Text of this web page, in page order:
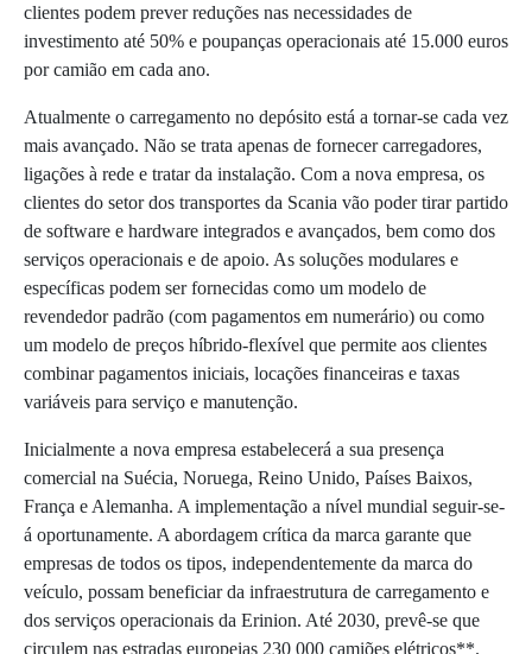
clientes podem prever reduções nas necessidades de
investimento até 50% e poupanças operacionais até 15.000 euros
por camião em cada ano.
Atualmente o carregamento no depósito está a tornar-se cada vez
mais avançado. Não se trata apenas de fornecer carregadores,
ligações à rede e tratar da instalação. Com a nova empresa, os
clientes do setor dos transportes da Scania vão poder tirar partido
de software e hardware integrados e avançados, bem como dos
serviços operacionais e de apoio. As soluções modulares e
específicas podem ser fornecidas como um modelo de
revendedor padrão (com pagamentos em numerário) ou como
um modelo de preços híbrido-flexível que permite aos clientes
combinar pagamentos iniciais, locações financeiras e taxas
variáveis para serviço e manutenção.
Inicialmente a nova empresa estabelecerá a sua presença
comercial na Suécia, Noruega, Reino Unido, Países Baixos,
França e Alemanha. A implementação a nível mundial seguir-se-
á oportunamente. A abordagem crítica da marca garante que
empresas de todos os tipos, independentemente da marca do
veículo, possam beneficiar da infraestrutura de carregamento e
dos serviços operacionais da Erinion. Até 2030, prevê-se que
circulem nas estradas europeias 230 000 camiões elétricos**.